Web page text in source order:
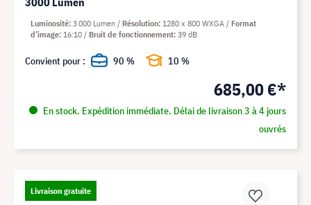
685,00 €*
En stock. Expédition immédiate. Délai de livraison 3 à 4 jours
ouvrés
Luminosité 3 000 Lumen Résolution 1280 x 800 WXGA
Format
d’image 16:10 Bruit de fonctionnement 39 dB
Convient pour : 90 % 10 %
Livraison gratuite